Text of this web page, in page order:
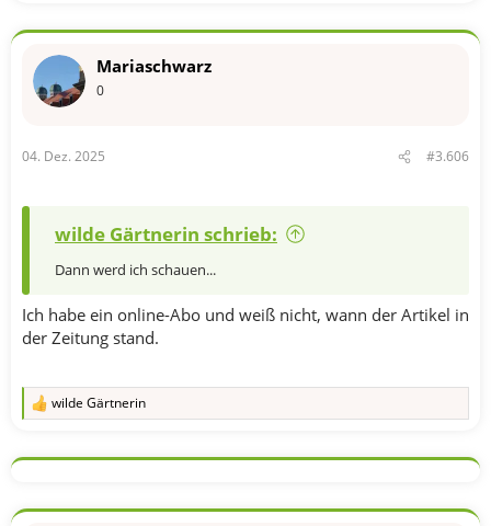
Mariaschwarz
0
04. Dez. 2025 #3.606
wilde Gärtnerin schrieb:
Dann werd ich schauen...
Ich habe ein online-Abo und weiß nicht, wann der Artikel in
der Zeitung stand.
R
k
o
wilde Gärtnerin